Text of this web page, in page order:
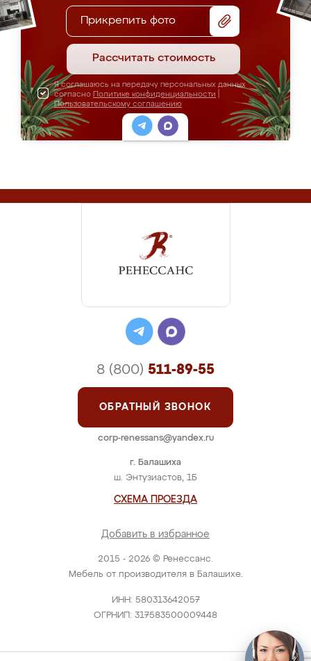
Прикрепить фото
Рассчитать стоимость
Я соглашаюсь на передачу персональных данных
согласно Политике конфиденциальности
Пользовательскому соглашению
2015 - 2026 © Ренессанс.
Мебель от производителя в Балашихе.
ИНН: 580313642057
ОГРНИП: 317583500009448
г. Балашиха
ш. Энтузиастов, 1Б
СХЕМА ПРОЕЗДА
Добавить в избранное
8 (800) 511-89-55
ОБРАТНЫЙ ЗВОНОК
corp-renessans@yandex.ru